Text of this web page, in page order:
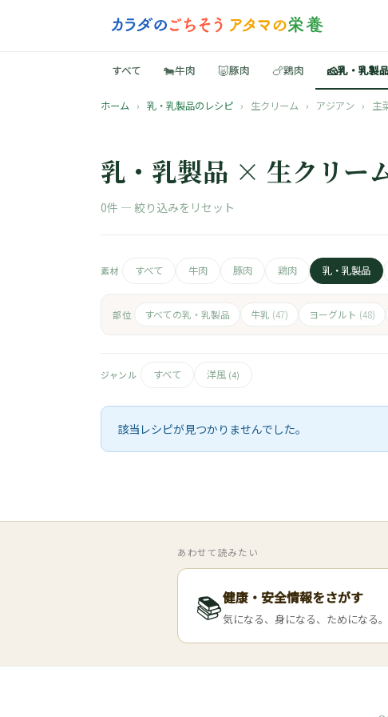
すべて 🐄牛肉 🐷豚肉 🍗鶏肉 🧀乳・乳製
ホーム › 乳・乳製品のレシピ › 生クリーム › アジアン › 主
乳・乳製品 × 生クリー
0件 — 絞り込みをリセット
素材 すべて 牛肉 豚肉 鶏肉 乳・乳製品
部位 すべての乳・乳製品 牛乳 (47) ヨーグルト (48)
ジャンル すべて 洋風 (4)
該当レシピが見つかりませんでした。
あわせて読みたい
📚健康・安全情報をさがす
気になる、身になる、ためになる